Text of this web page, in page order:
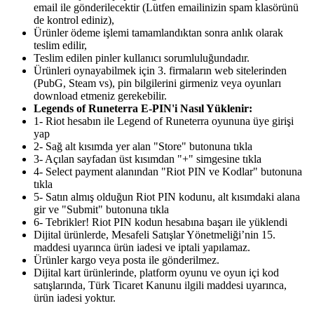
email ile gönderilecektir (Lütfen emailinizin spam klasörünü
de kontrol ediniz),
Ürünler ödeme işlemi tamamlandıktan sonra anlık olarak
teslim edilir,
Teslim edilen pinler kullanıcı sorumluluğundadır.
Ürünleri oynayabilmek için 3. firmaların web sitelerinden
(PubG, Steam vs), pin bilgilerini girmeniz veya oyunları
download etmeniz gerekebilir.
Legends of Runeterra E-PIN'i Nasıl Yüklenir:
1- Riot hesabın ile Legend of Runeterra oyununa üye girişi
yap
2- Sağ alt kısımda yer alan "Store" butonuna tıkla
3- Açılan sayfadan üst kısımdan "+" simgesine tıkla
4- Select payment alanından "Riot PIN ve Kodlar" butonuna
tıkla
5- Satın almış olduğun Riot PIN kodunu, alt kısımdaki alana
gir ve "Submit" butonuna tıkla
6- Tebrikler! Riot PIN kodun hesabına başarı ile yüklendi
Dijital ürünlerde, Mesafeli Satışlar Yönetmeliği’nin 15.
maddesi uyarınca ürün iadesi ve iptali yapılamaz.
Ürünler kargo veya posta ile gönderilmez.
Dijital kart ürünlerinde, platform oyunu ve oyun içi kod
satışlarında, Türk Ticaret Kanunu ilgili maddesi uyarınca,
ürün iadesi yoktur.